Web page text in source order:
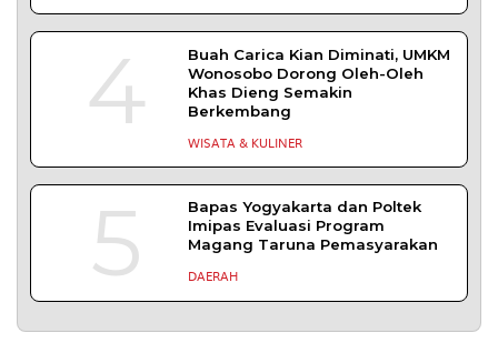
4
Buah Carica Kian Diminati, UMKM
Wonosobo Dorong Oleh-Oleh
Khas Dieng Semakin
Berkembang
WISATA & KULINER
5
Bapas Yogyakarta dan Poltek
Imipas Evaluasi Program
Magang Taruna Pemasyarakan
DAERAH